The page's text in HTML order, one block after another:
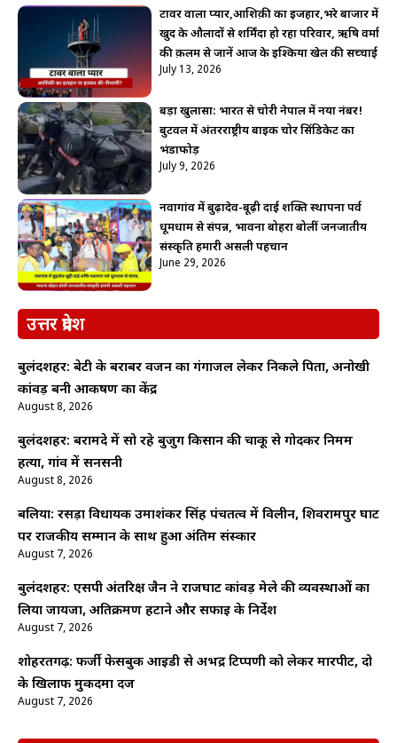
टावर वाला प्यार,आशिक़ी का इजहार,भरे बाजार में
खुद के औलादों से शर्मिंदा हो रहा परिवार, ऋषि वर्मा
की क़लम से जानें आज के इश्किया खेल की सच्चाई
July 13, 2026
बड़ा खुलासा: भारत से चोरी नेपाल में नया नंबर!
बुटवल में अंतरराष्ट्रीय बाइक चोर सिंडिकेट का
भंडाफोड़
July 9, 2026
नवागांव में बुढ़ादेव-बूढ़ी दाई शक्ति स्थापना पर्व
धूमधाम से संपन्न, भावना बोहरा बोलीं जनजातीय
संस्कृति हमारी असली पहचान
June 29, 2026
उत्तर प्रदेश
बुलंदशहर: बेटी के बराबर वजन का गंगाजल लेकर निकले पिता, अनोखी
कांवड़ बनी आकर्षण का केंद्र
August 8, 2026
बुलंदशहर: बरामदे में सो रहे बुजुर्ग किसान की चाकू से गोदकर निर्मम
हत्या, गांव में सनसनी
August 8, 2026
बलिया: रसड़ा विधायक उमाशंकर सिंह पंचतत्व में विलीन, शिवरामपुर घाट
पर राजकीय सम्मान के साथ हुआ अंतिम संस्कार
August 7, 2026
बुलंदशहर: एसपी अंतरिक्ष जैन ने राजघाट कांवड़ मेले की व्यवस्थाओं का
लिया जायजा, अतिक्रमण हटाने और सफाई के निर्देश
August 7, 2026
शोहरतगढ़: फर्जी फेसबुक आईडी से अभद्र टिप्पणी को लेकर मारपीट, दो
के खिलाफ मुकदमा दर्ज
August 7, 2026